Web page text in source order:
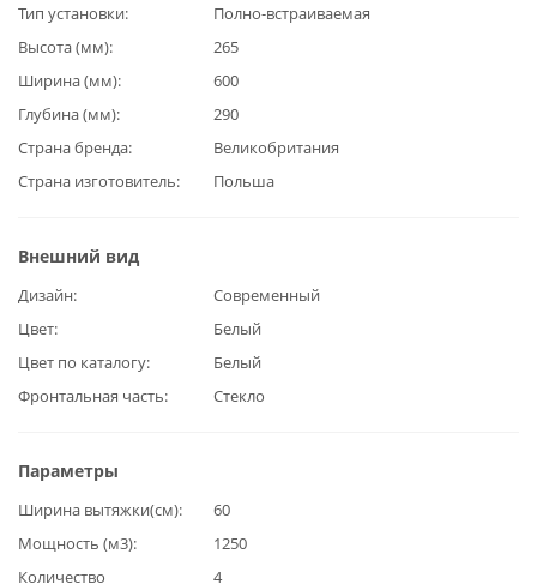
Тип установки
Полно-встраиваемая
Высота (мм)
265
Ширина (мм)
600
Глубина (мм)
290
Страна бренда
Великобритания
Страна изготовитель
Польша
Внешний вид
Дизайн
Современный
Цвет
Белый
Цвет по каталогу
Белый
Фронтальная часть
Стекло
Параметры
Ширина вытяжки(см)
60
Мощность (м3)
1250
Количество
4